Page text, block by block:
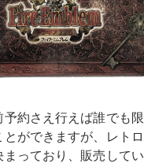
ザ・キング・オ
ブ・ファイター
ズ2002
買取価格
ワ
ー
ト
天外魔境真伝 サ
約さえ行えば誰でも
とができますが、レト
まっており、販売して